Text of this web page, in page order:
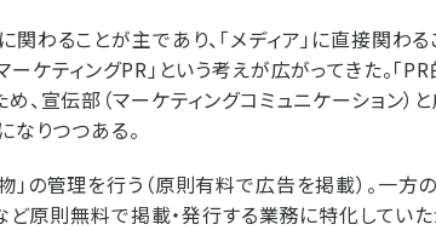
わることが主であり、「メディア」に直接関わる
ケティングPR」という考えが広がってきた。「
、宣伝部（マーケティングコミュニケーション）
なりつつある。
の管理を行う（原則有料で広告を掲載）。一方
ど原則無料で掲載・発行する業務に特化していた